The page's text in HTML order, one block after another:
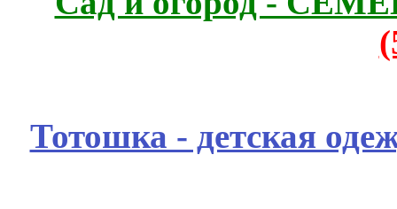
Тотошка - детская